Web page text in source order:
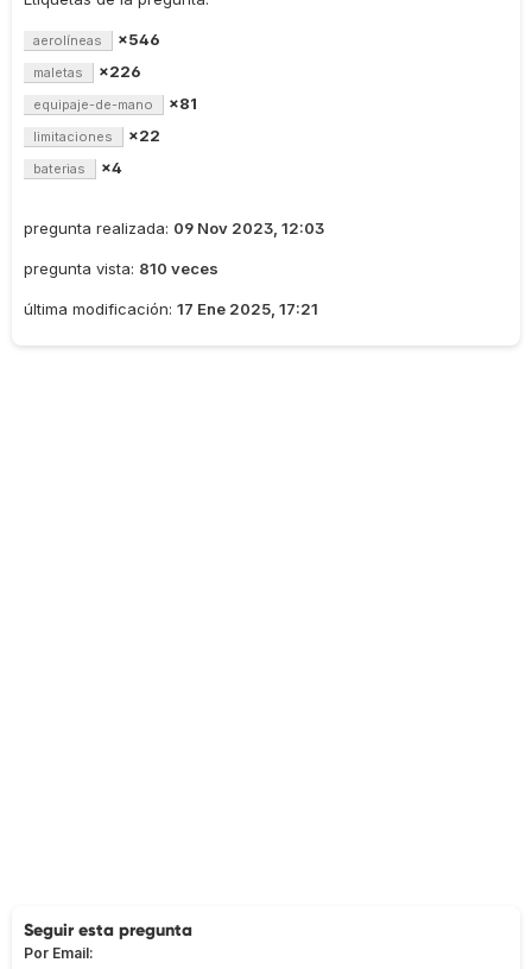
aerolíneas ×546
maletas ×226
equipaje-de-mano ×81
limitaciones ×22
baterias ×4
pregunta realizada: 09 Nov 2023, 12:03
pregunta vista: 810 veces
última modificación: 17 Ene 2025, 17:21
Seguir esta pregunta
Por Email: